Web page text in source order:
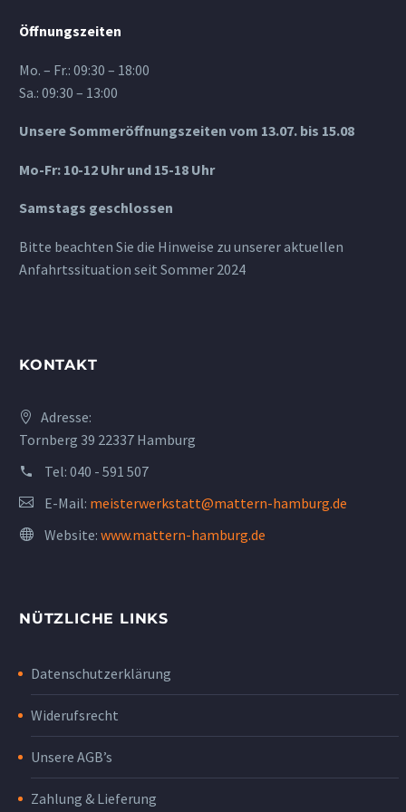
Öffnungszeiten
Mo. – Fr.: 09:30 – 18:00
Sa.: 09:30 – 13:00
Unsere Sommeröffnungszeiten vom 13.07. bis 15.08
Mo-Fr: 10-12 Uhr und 15-18 Uhr
Samstags geschlossen
Bitte beachten Sie die Hinweise zu unserer aktuellen
Anfahrtssituation seit Sommer 2024
KONTAKT
Adresse:
Tornberg 39 22337 Hamburg
Tel: 040 - 591 507
E-Mail: meisterwerkstatt@mattern-hamburg.de
Website: www.mattern-hamburg.de
NÜTZLICHE LINKS
Datenschutzerklärung
Widerufsrecht
Unsere AGB’s
Zahlung & Lieferung